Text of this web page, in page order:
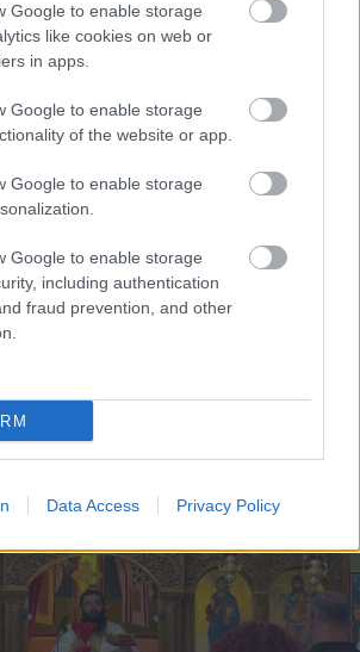
Google to enable storage
like cookies on web or
in apps.
Google to enable storage
of the website or app.
Google to enable storage
Google to enable storage
including authentication
fraud prevention, and other
Data Access Privacy Policy
στο Nintendo Switch 2 όπως δεν το